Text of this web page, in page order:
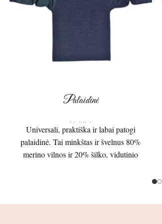
Palaidinė
16,00 €
Universali, praktiška ir labai patogi
palaidinė. Tai minkštas ir švelnus 80%
merino vilnos ir 20% šilko, vidutinio